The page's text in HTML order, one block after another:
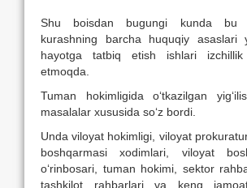
Shu boisdan bugungi kunda bu
kurashning barcha huquqiy asaslari
hayotga tatbiq etish ishlari
etmoqda.
Tuman hokimligida o‘tkazilgan
masalalar xususida so‘z bordi.
Unda viloyat hokimligi, viloyat
boshqarmasi xodimlari, viloyat
o‘rinbosari, tuman hokimi, sektor
tashkilot rahbarlari va keng